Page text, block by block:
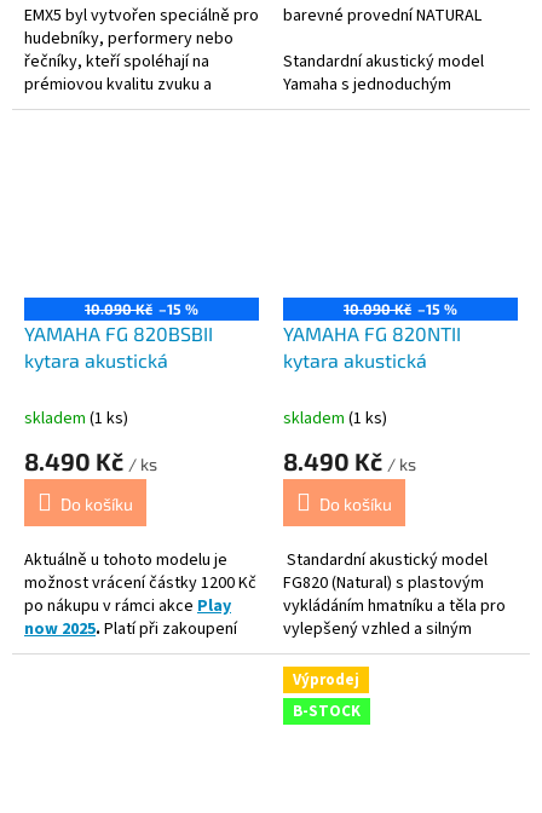
EMX5 byl vytvořen speciálně pro
hudebníky, performery nebo
řečníky, kteří spoléhají na
prémiovou kvalitu zvuku a
snadné ovládání.
barevné provední NATURAL
Standardní akustický model
Yamaha s jednoduchým
tradičním vzhledem a vynikající
začínajícím kytaristům.
10.090 Kč –15 %
YAMAHA FG 820BSBII
kytara akustická
skladem (1 ks)
8.490 Kč / ks
Do košíku
Aktuálně u tohoto modelu je
možnost vrácení částky 1200 Kč
po nákupu v rámci akce Play
now 2025. Platí při zakoupení
do 31.10.2025
10.090 Kč –15 %
YAMAHA FG 820NTII
kytara akustická
skladem (1 ks)
8.490 Kč / ks
Do košíku
Standardní akustický model
FG820 (Natural) s plastovým
vykládáním hmatníku a těla pro
vylepšený vzhled a silným
zvukem díky mahagonovým
lubům a desce.
Výprodej
B-STOCK